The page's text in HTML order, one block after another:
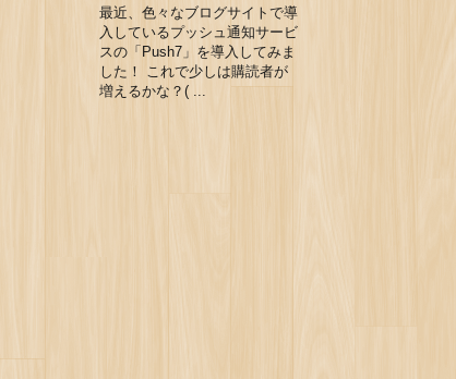
最近、色々なブログサイトで導
入しているプッシュ通知サービ
スの「Push7」を導入してみま
した！ これで少しは購読者が
増えるかな？( ...